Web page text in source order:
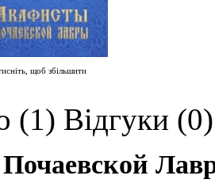
щоб збільшити
(1) Відгуки (0)